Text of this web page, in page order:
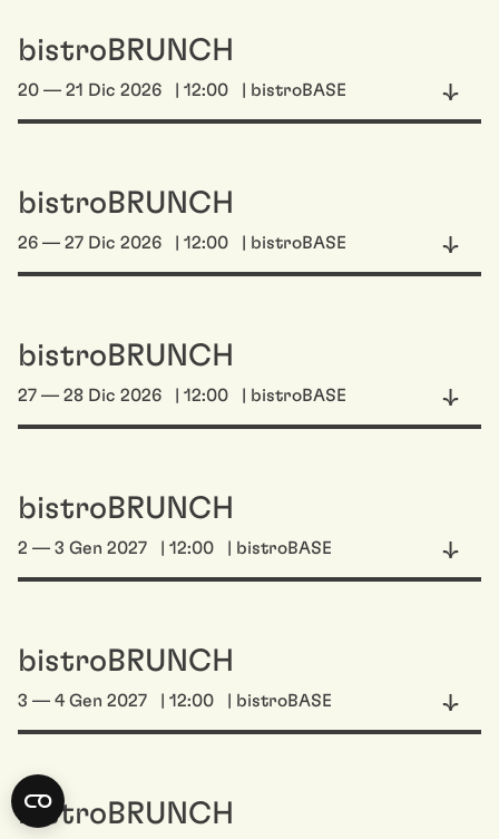
bistroBRUNCH
20 — 21 Dic 2026 | 12:00 | bistroBASE
bistroBRUNCH
26 — 27 Dic 2026 | 12:00 | bistroBASE
bistroBRUNCH
27 — 28 Dic 2026 | 12:00 | bistroBASE
bistroBRUNCH
2 — 3 Gen 2027 | 12:00 | bistroBASE
bistroBRUNCH
3 — 4 Gen 2027 | 12:00 | bistroBASE
bistroBRUNCH